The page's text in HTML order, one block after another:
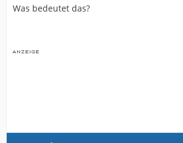
Was bedeutet das?